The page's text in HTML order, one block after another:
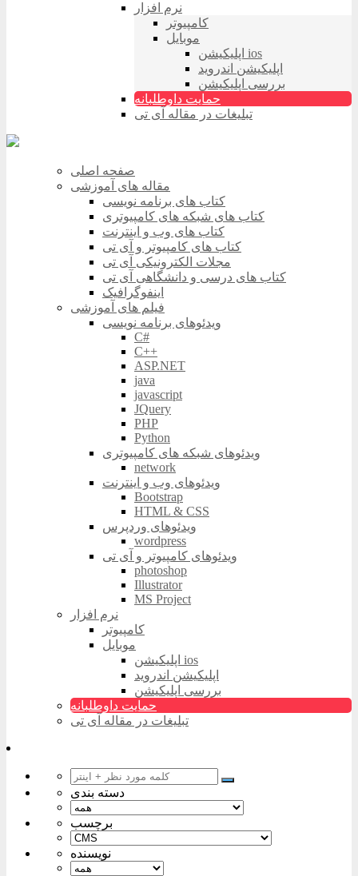
نرم افزار
کامپیوتر
موبایل
اپلیکیشن ios
اپلیکیشن اندروید
بررسی اپلیکیشن
حمایت داوطلبانه
تبلیغات در مقاله آی تی
صفحه اصلی
مقاله های آموزشی
کتاب های برنامه نویسی
کتاب های شبکه های کامپیوتری
کتاب های وب و اینترنت
کتاب های کامپیوتر و آی تی
مجلات الکترونیکی آی تی
کتاب های درسی و دانشگاهی آی تی
اینفوگرافیک
فیلم های آموزشی
ویدئوهای برنامه نویسی
C#
C++
ASP.NET
java
javascript
JQuery
PHP
Python
ویدئوهای شبکه های کامپیوتری
network
ویدئوهای وب و اینترنت
Bootstrap
HTML & CSS
ویدئوهای وردپرس
wordpress
ویدئوهای کامپیوتر و آی تی
photoshop
Illustrator
MS Project
نرم افزار
کامپیوتر
موبایل
اپلیکیشن ios
اپلیکیشن اندروید
بررسی اپلیکیشن
حمایت داوطلبانه
تبلیغات در مقاله آی تی
دسته بندی
برچسب
نویسنده